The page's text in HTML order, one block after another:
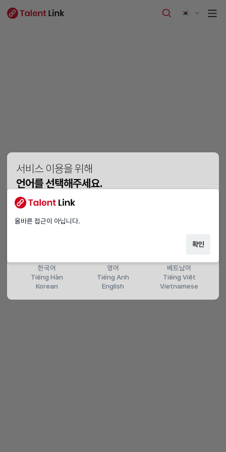
서비스 이용을 위해
언어를 선택해주세요.
Vui lòng chọn ngôn ngữ.
Please choose a language.
한국어
Tiếng Hàn
Korean
영어
Tiếng Anh
English
베트남어
Tiếng Việt
Vietnamese
올바른 접근이 아닙니다.
확인